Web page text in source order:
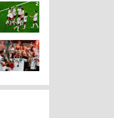
2
0